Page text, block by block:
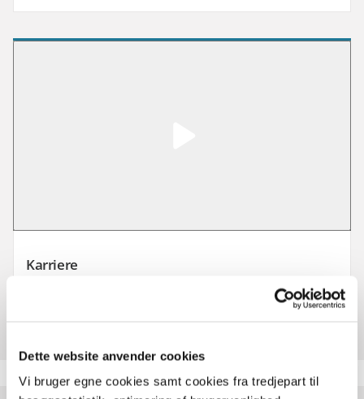
Dette website anvender cookies
Vi bruger egne cookies samt cookies fra tredjepart til
Karriere
forretningsunderstøtter, så belønner vi ihærdighed og initiativ i